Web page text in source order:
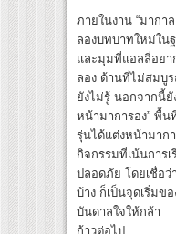
ภายในงาน “มากา
ลองบทบาทใหม่ใน
และมุมที่แอลลี่อยา
ลอง ด้านที่ไม่สมบู
ยังไม่รู้ นอกจากนี้ยั
หน้ามาการอง” พื้น
รุ่นได้แต่งหน้ามาก
กิจกรรมที่เน้นการ
ปลอดภัย โดยเชื่อว่
บ้าง ก็เป็นจุดเริ่มข
บันดาลใจให้กล้า
ก้าวต่อไป